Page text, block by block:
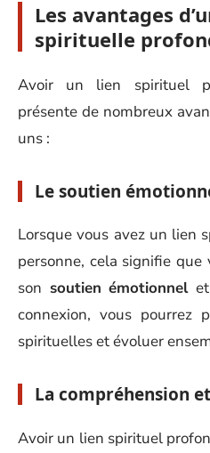
Les avantages
spirituelle
Avoir un lien spirituel
présente de nombreux
uns :
Le soutien
Lorsque vous avez un lien
personne, cela signifie
son soutien émotionnelet
connexion, vous pourrez
spirituelles et évoluer
La compréhension
Avoir un lien spirituel